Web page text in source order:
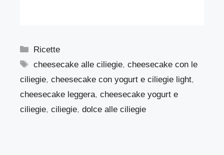
Categorie
Ricette
Tag
cheesecake alle ciliegie,cheesecake con le
ciliegie, cheesecake con yogurt e ciliegie light,
cheesecake leggera, cheesecake yogurt e
ciliegie, ciliegie, dolce alle ciliegie